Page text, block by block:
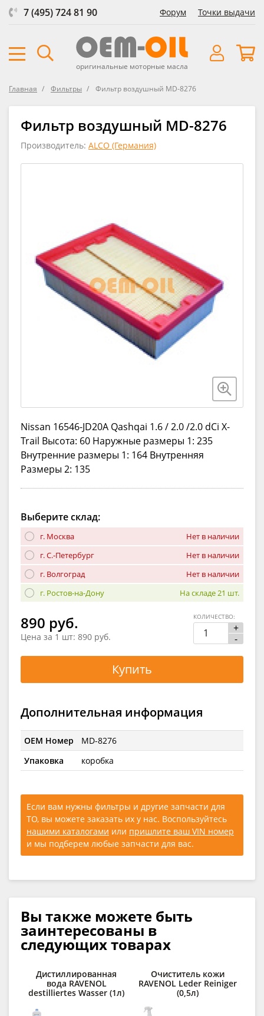
7 (495) 724 81 90 Форум Точки выдачи
оригинальные моторные масла
Главная Фильтры Фильтр воздушный MD-8276
Фильтр воздушный MD-8276
Производитель: ALCO (Германия)
Nissan 16546-JD20A Qashqai 1.6 / 2.0 /2.0 dCi X-
Trail Высота: 60 Наружные размеры 1: 235
Внутренние размеры 1: 164 Внутренняя
Размеры 2: 135
Выберите склад:
г. Москва
Нет в наличии
г. С.-Петербург
Нет в наличии
г. Волгоград
Нет в наличии
г. Ростов-на-Дону
На складе 21 шт.
890 руб.
Цена за 1 шт: 890 руб.
+
-
КОЛИЧЕСТВО:
Купить
Дополнительная информация
OEM Номер
MD-8276
Упаковка
коробка
Если вам нужны фильтры и другие запчасти для
ТО, вы можете заказать их у нас. Воспользуйтесь
нашими каталогами или пришлите ваш VIN номер
и мы подберем любые запчасти для вас.
Вы также можете быть
заинтересованы в
следующих товарах
Дистиллированная
вода RAVENOL
destilliertes Wasser (1л)
Очиститель кожи
RAVENOL Leder Reiniger
(0,5л)